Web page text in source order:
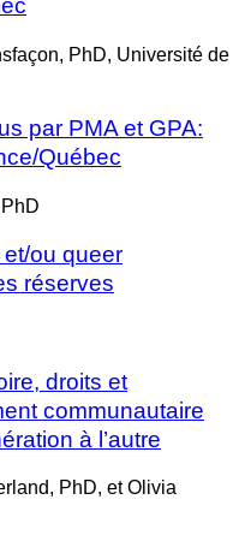
PhD, Université de
par PMA et GPA:
Québec
ou queer
réserves
droits et
communautaire
à l’autre
PhD, et Olivia